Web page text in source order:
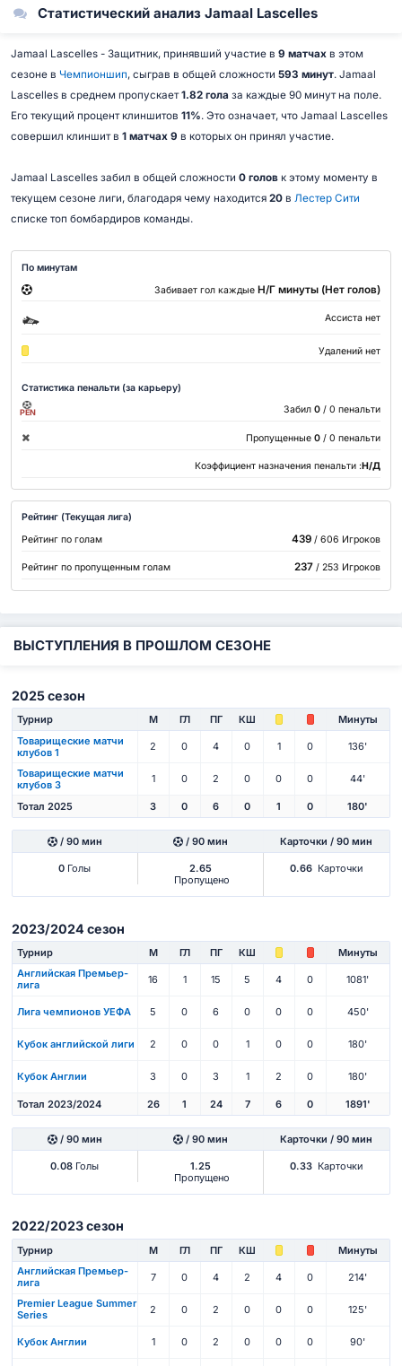
Статистический анализ Jamaal Lascelles
Jamaal Lascelles - Защитник, принявший участие в 9 матчахв этом
сезоне в Чемпионшип, сыграв в общей сложности 593 минут. Jamaal
Lascelles в среднем пропускает1.82 гола за каждые 90 минут на поле.
Его текущий процент клиншитов 11%. Это означает, что Jamaal Lascelles
совершил клиншит в 1 матчах 9 в которых он принял участие.
Jamaal Lascelles забил в общей сложности 0 головк этому моменту в
текущем сезоне лиги, благодаря чему находится 20в Лестер Сити
списке топ бомбардиров команды.
По минутам
Забивает гол каждые Н/Г минуты (Нет голов)
Ассиста нет
Удалений нет
Статистика пенальти (за карьеру)
PEN Забил 0 / 0 пенальти
Пропущенные 0 / 0 пенальти
Коэффициент назначения пенальти :Н/Д
Рейтинг (Текущая лига)
Рейтинг по голам
439/ 606 Игроков
Рейтинг по пропущенным голам 237/ 253 Игроков
ВЫСТУПЛЕНИЯ В ПРОШЛОМ СЕЗОНЕ
2025 сезон
Турнир М ГЛ ПГ КШ
Минуты
Товарищеские матчи
клубов 1
2 0 4 0 1 0 136'
Товарищеские матчи
клубов 3
1 0 2 0 0 0 44'
Тотал 2025 3 0 6 0 1 0 180'
/ 90 мин / 90 мин Карточки / 90 мин
0 Голы
2.65
Пропущено
0.66 Карточки
2023/2024 сезон
Турнир М ГЛ ПГ КШ
Минуты
Английская Премьер-
лига
16 1 15 5 4 0 1081'
Лига чемпионов УЕФА 5 0 6 0 0 0 450'
Кубок английской лиги 2 0 0 1 0 0 180'
Кубок Англии 3 0 3 1 2 0 180'
Тотал 2023/2024 26 1 24 7 6 0 1891'
/ 90 мин / 90 мин Карточки / 90 мин
0.08 Голы
1.25
Пропущено
0.33 Карточки
2022/2023 сезон
Турнир М ГЛ ПГ КШ
Минуты
Английская Премьер-
лига
7 0 4 2 4 0 214'
Premier League Summer
Series
2 0 2 0 0 0 125'
Кубок Англии 1 0 2 0 0 0 90'